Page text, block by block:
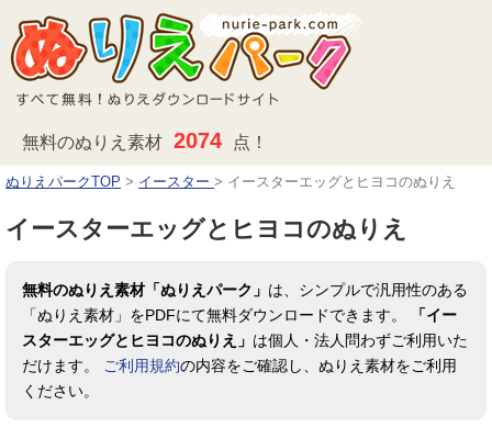
無料のぬりえ素材 2074 点！
ぬりえパークTOP > イースター > イースターエッグとヒヨコのぬりえ
イースターエッグとヒヨコのぬりえ
無料のぬりえ素材「ぬりえパーク」 は、シンプルで汎用性のある
「ぬりえ素材」をPDFにて無料ダウンロードできます。
「イー
スターエッグとヒヨコのぬりえ」 は個人・法人問わずご利用いた
だけます。
ご利用規約の内容をご確認し、ぬりえ素材をご利用
ください。